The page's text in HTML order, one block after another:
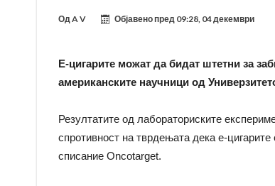
ОдA V Објавено пред 09:28, 04 декември
Е-цигарите можат да бидат штетни за
американските научници од
Резултатите од лабораториските
спротивност на тврдењата дека е-
списание Oncotarget.